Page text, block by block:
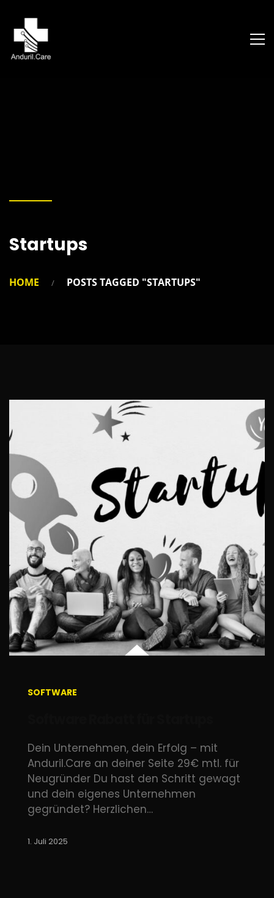
Startups
HOME POSTS TAGGED "STARTUPS"
SOFTWARE
Dein Unternehmen, dein Erfolg – mit
Anduril.Care an deiner Seite 29€ mtl. für
Neugründer Du hast den Schritt gewagt
und dein eigenes Unternehmen
gegründet? Herzlichen…
1. Juli 2025